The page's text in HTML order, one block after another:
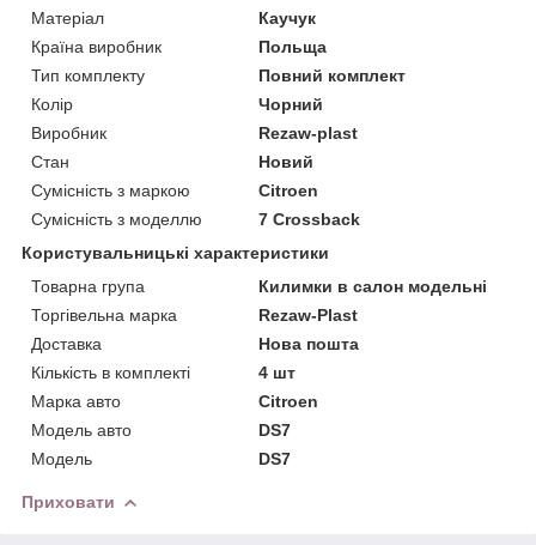
Матеріал
Каучук
Країна виробник
Польща
Тип комплекту
Повний комплект
Колір
Чорний
Виробник
Rezaw-plast
Стан
Новий
Сумісність з маркою
Citroen
Сумісність з моделлю
7 Crossback
Користувальницькі характеристики
Товарна група
Килимки в салон модельні
Торгівельна марка
Rezaw-Plast
Доставка
Нова пошта
Кількість в комплекті
4 шт
Марка авто
Citroen
Модель авто
DS7
Мoдель
DS7
Приховати